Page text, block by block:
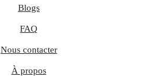
Blogs
FAQ
Nous contacter
À propos